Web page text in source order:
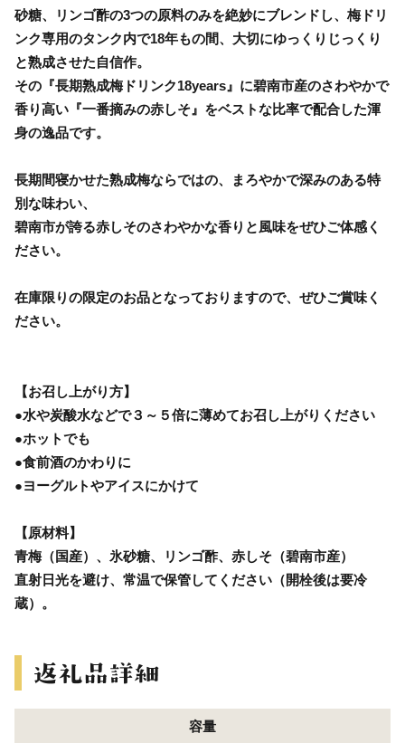
砂糖、リンゴ酢の3つの原料のみを絶妙にブレンドし、梅ドリ
ンク専用のタンク内で18年もの間、大切にゆっくりじっくり
と熟成させた自信作。
その『長期熟成梅ドリンク18years』に碧南市産のさわやかで
香り高い『一番摘みの赤しそ』をベストな比率で配合した渾
身の逸品です。
長期間寝かせた熟成梅ならではの、まろやかで深みのある特
別な味わい、
碧南市が誇る赤しそのさわやかな香りと風味をぜひご体感く
ださい。
在庫限りの限定のお品となっておりますので、ぜひご賞味く
ださい。
【お召し上がり方】
●水や炭酸水などで３～５倍に薄めてお召し上がりください
●ホットでも
●食前酒のかわりに
●ヨーグルトやアイスにかけて
【原材料】
青梅（国産）、氷砂糖、リンゴ酢、赤しそ（碧南市産）
直射日光を避け、常温で保管してください（開栓後は要冷
蔵）。
容量